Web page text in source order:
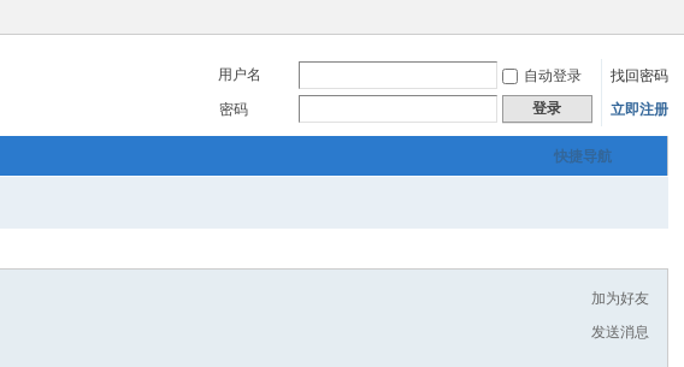
用户名 自动登录
找回密码
密码
登录 立即注册
快捷导航
加为好友
发送消息